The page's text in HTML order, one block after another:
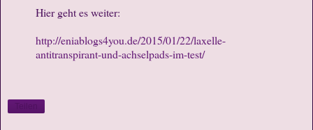
Hier geht es weiter:
http://eniablogs4you.de/2015/01/22/laxelle-
antitranspirant-und-achselpads-im-test/